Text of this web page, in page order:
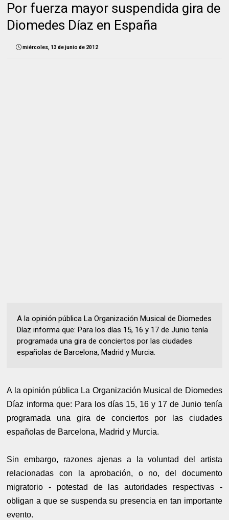
Por fuerza mayor suspendida gira de
Diomedes Díaz en España
miércoles, 13 de junio de 2012
A la opinión pública La Organización Musical de Diomedes
Díaz informa que: Para los días 15, 16 y 17 de Junio tenía
programada una gira de conciertos por las ciudades
españolas de Barcelona, Madrid y Murcia.
A la opinión pública La Organización Musical de Diomedes
Díaz informa que: Para los días 15, 16 y 17 de Junio tenía
programada una gira de conciertos por las ciudades
españolas de Barcelona, Madrid y Murcia.
Sin embargo, razones ajenas a la voluntad del artista
relacionadas con la aprobación, o no, del documento
migratorio - potestad de las autoridades respectivas -
obligan a que se suspenda su presencia en tan importante
evento.